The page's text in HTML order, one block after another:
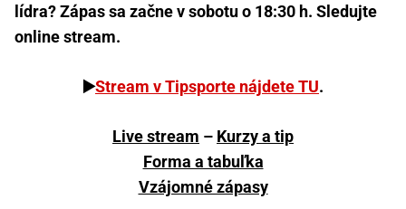
lídra? Zápas sa začne v sobotu o 18:30 h. Sledujte
online stream.
▶️Stream v Tipsporte nájdete TU.
Live stream – Kurzy a tip
Forma a tabuľka
Vzájomné zápasy